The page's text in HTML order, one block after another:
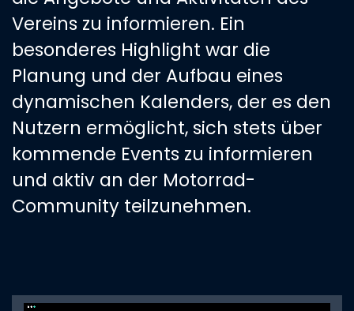
Vereins zu informieren. Ein
besonderes Highlight war die
Planung und der Aufbau eines
dynamischen Kalenders, der es den
Nutzern ermöglicht, sich stets über
kommende Events zu informieren
und aktiv an der Motorrad-
Community teilzunehmen.